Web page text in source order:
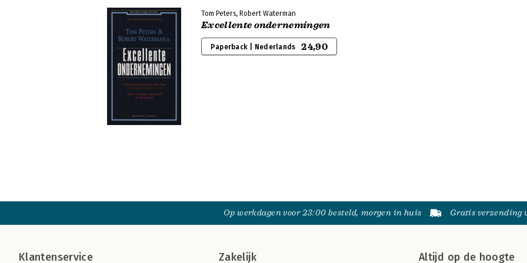
Tom Peters, Robert Waterman
Excellente ondernemingen
Paperback | Nederlands 24,90
Op werkdagen voor 23:00 besteld, morgen in huis Gratis verzending
Klantenservice Zakelijk Altijd op de hoogte